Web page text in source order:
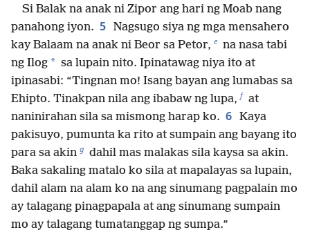
Si Balak na anak ni Zipor ang hari ng Moab nang
panahong iyon. 5 Nagsugo siya ng mga mensahero
kay Balaam na anak ni Beor sa Petor, e na nasa tabi
ng Ilog * sa lupain nito. Ipinatawag niya ito at
ipinasabi: “Tingnan mo! Isang bayan ang lumabas sa
Ehipto. Tinakpan nila ang ibabaw ng lupa, f at
naninirahan sila sa mismong harap ko. 6 Kaya
pakisuyo, pumunta ka rito at sumpain ang bayang ito
para sa akin g dahil mas malakas sila kaysa sa akin.
Baka sakaling matalo ko sila at mapalayas sa lupain,
dahil alam na alam ko na ang sinumang pagpalain mo
ay talagang pinagpapala at ang sinumang sumpain
mo ay talagang tumatanggap ng sumpa.”